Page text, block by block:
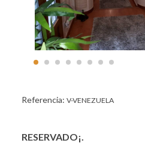
Referencia: V-VENEZUELA
RESERVADO¡.